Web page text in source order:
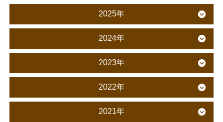
2025年
2024年
2023年
2022年
2021年